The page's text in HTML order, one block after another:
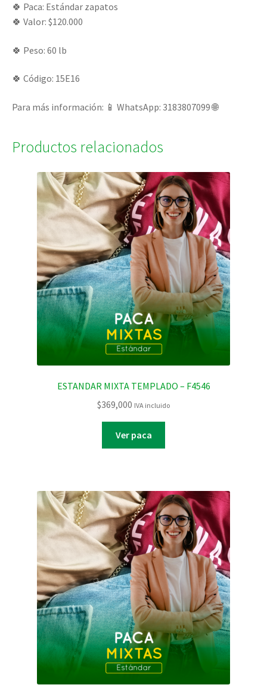
🍀 Paca: Estándar zapatos
🍀 Valor: $120.000
🍀 Peso: 60 lb
🍀 Código: 15E16
Para más información: 📱 WhatsApp: 3183807099 🌐
Productos relacionados
ESTANDAR MIXTA TEMPLADO – F4546
$369,000 IVA incluido
Ver paca